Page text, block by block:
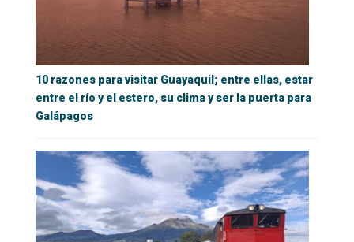
10 razones para visitar Guayaquil; entre ellas, estar
entre el río y el estero, su clima y ser la puerta para
Galápagos